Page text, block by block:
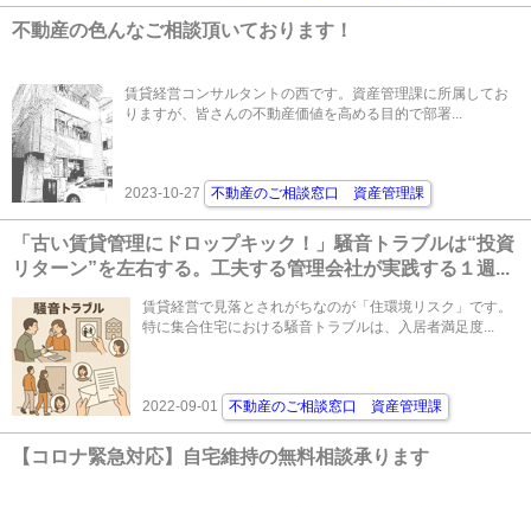
不動産の色んなご相談頂いております！
賃貸経営コンサルタントの西です。資産管理課に所属してお
りますが、皆さんの不動産価値を高める目的で部署...
2023-10-27 不動産のご相談窓口 資産管理課
「古い賃貸管理にドロップキック！」騒音トラブルは“投資
リターン”を左右する。工夫する管理会社が実践する１週...
賃貸経営で見落とされがちなのが「住環境リスク」です。
特に集合住宅における騒音トラブルは、入居者満足度...
2022-09-01 不動産のご相談窓口 資産管理課
【コロナ緊急対応】自宅維持の無料相談承ります